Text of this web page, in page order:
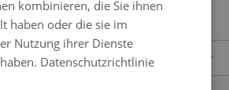
und intensiver UV-Strahlung im
Shop erhältlich
pflegeleicht, Stuhl stapelbar, Traglast
zu 110 kg pro Sitzplatz, 2,2 cm breite Armlehnen,
Optik, schwarz
ZUM PRODUKT
kombinieren, die Sie ihnen
haben oder die sie im
Nutzung ihrer Dienste
Datenschutzrichtlinie